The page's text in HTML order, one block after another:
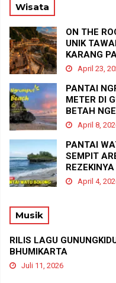
Wisata
ON THE
UNIK
KARANG
April 23,
PANTAI
METER DI
BETAH
April 8,
PANTAI
SEMPIT
REZEKINYA
April 4,
Musik
RILIS LAGU
BHUMIKARTA
Juli 11, 2026